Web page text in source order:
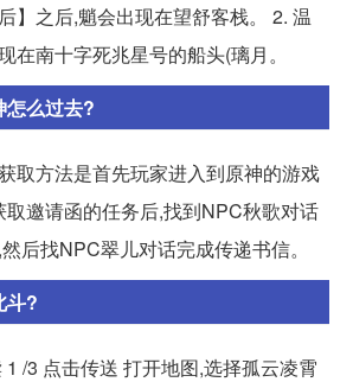
】之后,魈会出现在望舒客栈。 2. 温
在南十字死兆星号的船头(璃月。
怎么过去?
取方法是首先玩家进入到原神的游戏
取邀请函的任务后,找到NPC秋歌对话
后找NPC翠儿对话完成传递书信。
斗?
/3 点击传送 打开地图,选择孤云凌霄